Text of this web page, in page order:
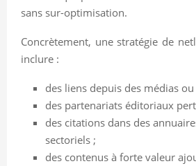
sans sur-optimisation.
Concrètement, une stratégie de
inclure :
des liens depuis des médias
des partenariats éditoriaux
des citations dans des
sectoriels ;
des contenus à forte valeur